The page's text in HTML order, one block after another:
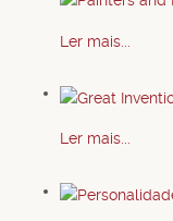
Ler mais...
Ler mais...